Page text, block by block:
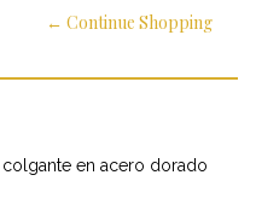
← Continue Shopping
en acero dorado